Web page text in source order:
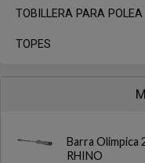
TOBILLERA PARA POLEA
TOPES
Barra Olimpica
RHINO